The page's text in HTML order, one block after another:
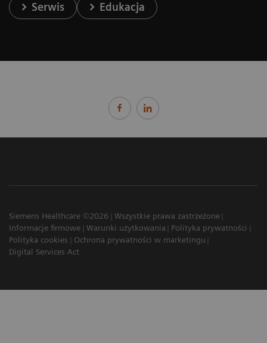
Serwis Edukacja
Siemens Healthcare ©2026
Wszystkie prawa zastrzeżone
Informacje firmowe
Warunki użytkowania
Polityka prywatności
Polityka cookies
Ochrona prywatności w marketingu
Digital Services Act